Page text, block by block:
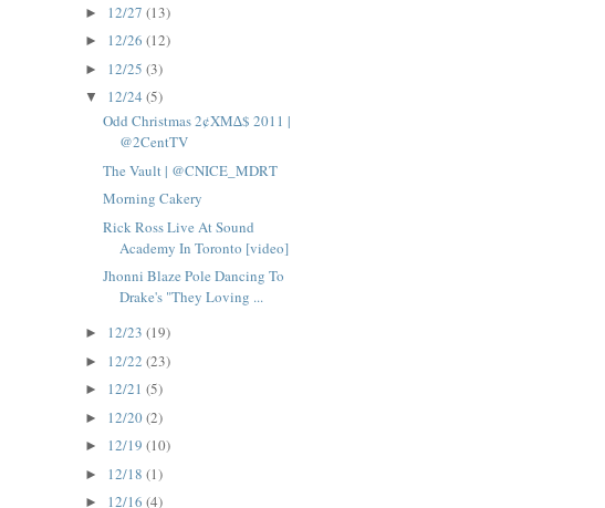
► 12/27(13)
► 12/26(12)
► 12/25(3)
▼ 12/24(5)
Odd Christmas 2¢XM∆$ 2011 |
@2CentTV
The Vault | @CNICE_MDRT
Morning Cakery
Rick Ross Live At Sound
Academy In Toronto [video]
Jhonni Blaze Pole Dancing To
Drake's "They Loving ...
► 12/23(19)
► 12/22(23)
► 12/21(5)
► 12/20(2)
► 12/19(10)
► 12/18(1)
► 12/16(4)